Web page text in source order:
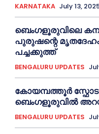
KARNATAKA July 13,
ബെംഗളൂരുവിലെ
പുരുഷന്റെ
പച്ചക്കുത്ത്
BENGALURU UPDATES
കോയമ്പത്തൂർ
ബെംഗളൂരുവിൽ
BENGALURU UPDATES